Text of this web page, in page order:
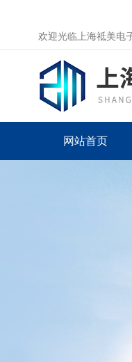
欢迎光临上海祗美电
网站首页